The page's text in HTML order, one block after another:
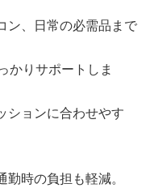
ン、日常の必需品まで
かりサポートしま
ションに合わせやす
時の負担も軽減。